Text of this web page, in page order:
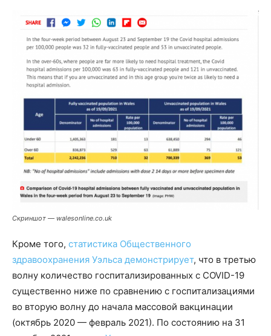
Скриншот — walesonline.co.uk
Кроме того, статистика Общественного
здравоохранения Уэльса демонстрирует, что в третью
волну количество госпитализированных с COVID-19
существенно ниже по сравнению с госпитализациями
во вторую волну до начала массовой вакцинации
(октябрь 2020 — февраль 2021). По состоянию на 31